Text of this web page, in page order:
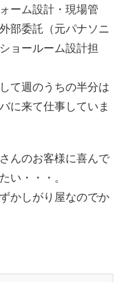
ーム設計・現場管
部委託（元パナソニ
ョールーム設計担
て週のうちの半分は
に来て仕事していま
んのお客様に喜んで
い・・・。
ずかしがり屋なのでか